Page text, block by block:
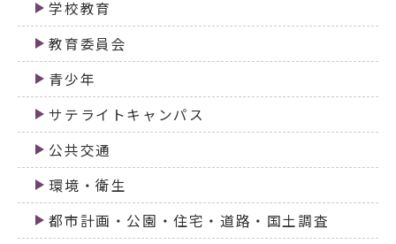
学校教育
教育委員会
青少年
サテライトキャンパス
公共交通
環境・衛生
都市計画・公園・住宅・道路・国土調査